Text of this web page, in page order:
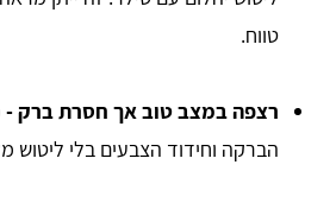
טווח.
רצפה במצב טוב אך חסרת ברק -
הברקה וחידוד הצבעים בלי ליטוש